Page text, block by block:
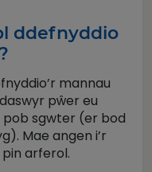
ddefnyddio
mannau
pŵer eu
pob sgwter (er bod
Mae angen i’r
arferol.